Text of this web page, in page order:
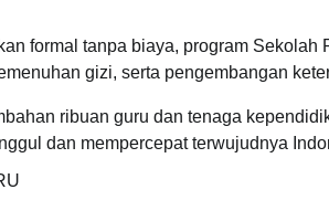
formal tanpa biaya, program
gizi, serta pengembangan
ribuan guru dan tenaga
dan mempercepat terwujudnya